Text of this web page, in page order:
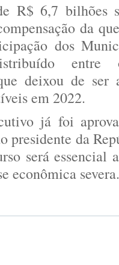
R$ 6,7 bilhões
da
dos
entre
deixou de ser
em 2022.
já foi
presidente da
será essencial
econômica severa.